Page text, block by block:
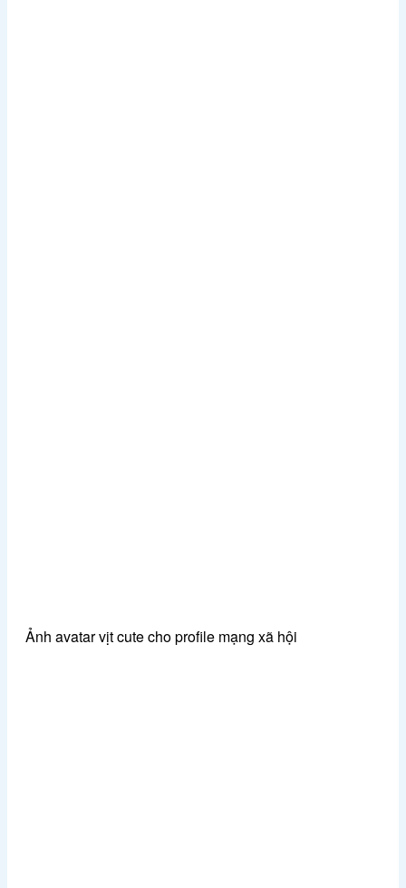
Ảnh avatar vịt cute cho profile mạng xã hội